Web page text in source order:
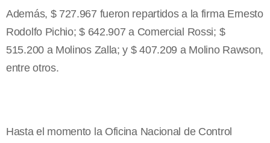
Además, $ 727.967 fueron repartidos a la firma Ernesto
Rodolfo Pichio; $ 642.907 a Comercial Rossi; $
515.200 a Molinos Zalla; y $ 407.209 a Molino Rawson,
entre otros.
Hasta el momento la Oficina Nacional de Control